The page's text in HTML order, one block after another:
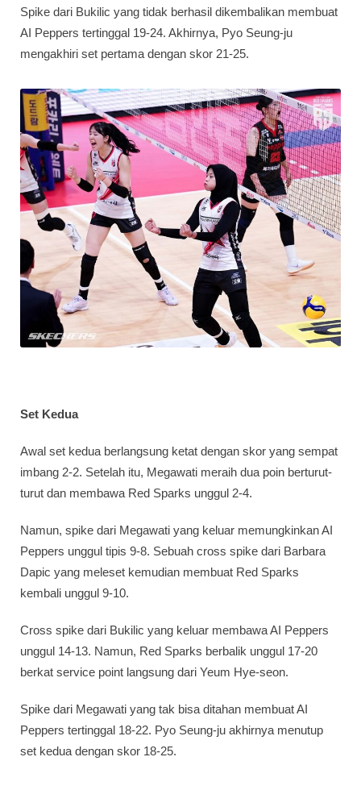
Spike dari Bukilic yang tidak berhasil dikembalikan membuat
AI Peppers tertinggal 19-24. Akhirnya, Pyo Seung-ju
mengakhiri set pertama dengan skor 21-25.
Set Kedua
Awal set kedua berlangsung ketat dengan skor yang sempat
imbang 2-2. Setelah itu, Megawati meraih dua poin berturut-
turut dan membawa Red Sparks unggul 2-4.
Namun, spike dari Megawati yang keluar memungkinkan AI
Peppers unggul tipis 9-8. Sebuah cross spike dari Barbara
Dapic yang meleset kemudian membuat Red Sparks
kembali unggul 9-10.
Cross spike dari Bukilic yang keluar membawa AI Peppers
unggul 14-13. Namun, Red Sparks berbalik unggul 17-20
berkat service point langsung dari Yeum Hye-seon.
Spike dari Megawati yang tak bisa ditahan membuat AI
Peppers tertinggal 18-22. Pyo Seung-ju akhirnya menutup
set kedua dengan skor 18-25.